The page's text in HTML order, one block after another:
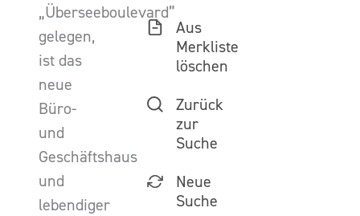
„Überseeboulevard”
gelegen,
ist das
neue
Büro-
und
Geschäftshaus
und
lebendiger
Aus
Merkliste
löschen
Zurück
zur
Suche
Neue
Suche